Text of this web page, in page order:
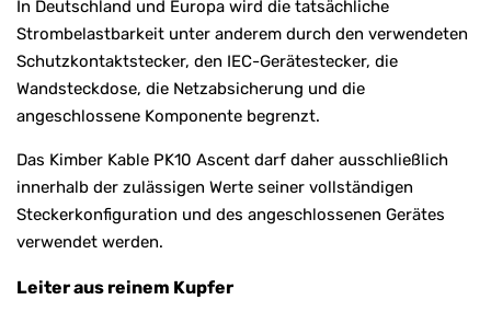
In Deutschland und Europa wird die tatsächliche
Strombelastbarkeit unter anderem durch den verwendeten
Schutzkontaktstecker, den IEC-Gerätestecker, die
Wandsteckdose, die Netzabsicherung und die
angeschlossene Komponente begrenzt.
Das Kimber Kable PK10 Ascent darf daher ausschließlich
innerhalb der zulässigen Werte seiner vollständigen
Steckerkonfiguration und des angeschlossenen Gerätes
verwendet werden.
Leiter aus reinem Kupfer